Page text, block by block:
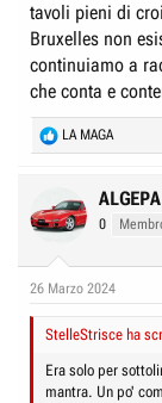
tavoli pieni di
Bruxelles non
continuiamo a
che conta e
R
e
t
i
s
LA MAGA
ALGEPA
0
26 Marzo 2024
StelleStrisce ha
Era solo per
mantra. Un po'